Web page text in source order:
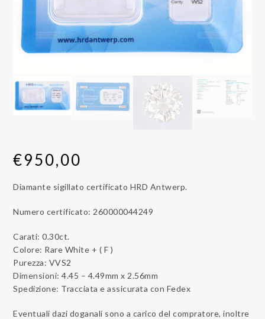
€950,00
Diamante sigillato certificato HRD Antwerp.
Numero certificato: 260000044249
Carati: 0.30ct.
Colore: Rare White + ( F )
Purezza: VVS2
Dimensioni: 4.45 – 4.49mm x 2.56mm
Spedizione: Tracciata e assicurata con Fedex
Eventuali dazi doganali sono a carico del compratore, inoltre